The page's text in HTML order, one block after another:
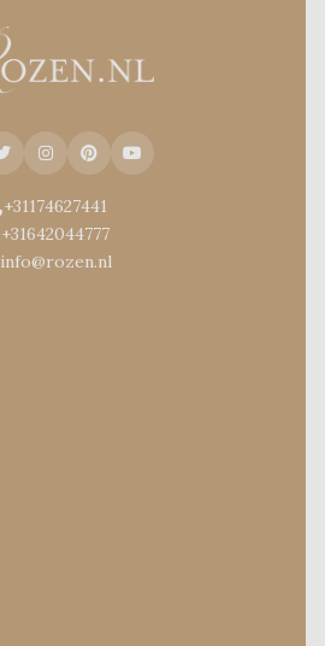
+31174627441
+31642044777
info@rozen.nl